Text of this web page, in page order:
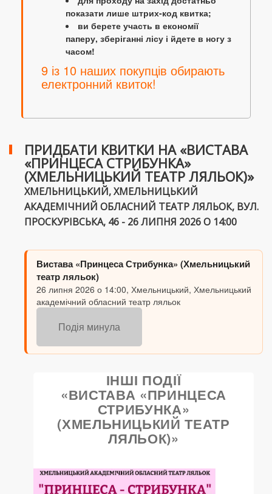
показати лише штрих-код квитка;
ви берете участь в економії
паперу, зберіганні лісу і йдете в ногу з
часом!
9 із 10 наших покупців обирають
електронний квиток!
ПРИДБАТИ КВИТКИ НА «ВИСТАВА
«ПРИНЦЕСА СТРИБУНКА»
(ХМЕЛЬНИЦЬКИЙ ТЕАТР ЛЯЛЬОК)»
ХМЕЛЬНИЦЬКИЙ, ХМЕЛЬНИЦЬКИЙ
АКАДЕМІЧНИЙ ОБЛАСНИЙ ТЕАТР ЛЯЛЬОК, ВУЛ.
ПРОСКУРІВСЬКА, 46 - 26 ЛИПНЯ 2026 О 14:00
Вистава «Принцеса Стрибунка» (Хмельницький
театр ляльок)
26 липня 2026 о 14:00, Хмельницький, Хмельницький
академічний обласний театр ляльок
Подія минула
ІНШІ ПОДІЇ
«ВИСТАВА «ПРИНЦЕСА
СТРИБУНКА»
(ХМЕЛЬНИЦЬКИЙ ТЕАТР
ЛЯЛЬОК)»